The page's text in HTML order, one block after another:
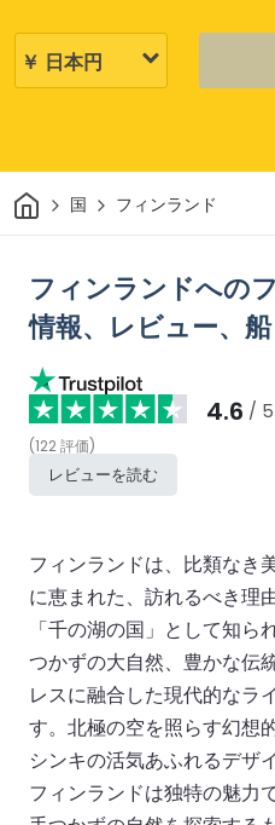
家 国 フィンランド
フィンランドへの
情報、レビュー、船
4.6 / 5
(122評価)
レビューを読む
フィンランドは、比類なき
に恵まれた、訪れるべき理
「千の湖の国」として知
つかずの大自然、豊かな伝
レスに融合した現代的なラ
す。北極の空を照らす幻想
シンキの活気あふれるデザ
フィンランドは独特の魅力